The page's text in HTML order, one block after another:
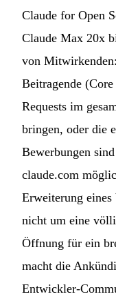
Claude for Open
Claude Max 20x
von
Beitragende
Requests im
bringen, oder die
Bewerbungen
claude.com
Erweiterung eines
nicht um eine
Öffnung für ein
macht die
Entwickler-